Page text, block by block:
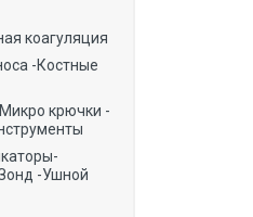
коагуляция
-Костные
крючки -
-Ушной